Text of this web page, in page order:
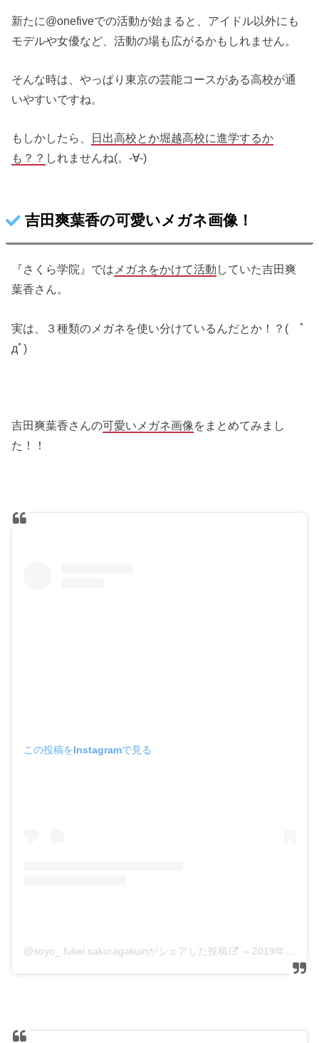
新たに@onefiveでの活動が始まると、アイドル以外にも
モデルや女優など、活動の場も広がるかもしれません。
そんな時は、やっぱり東京の芸能コースがある高校が通
いやすいですね。
もしかしたら、 日出高校とか堀越高校に進学するか
も？？ しれませんね(。-∀-)
吉田爽葉香の可愛いメガネ画像！
『さくら学院』では メガネをかけて活動 していた吉田爽
葉香さん。
実は、３種類のメガネを使い分けているんだとか！？( ﾟ
дﾟ)
吉田爽葉香さんの可愛いメガネ画像をまとめてみまし
た！！
この投稿をInstagramで見る
@soyo_.fukei.sakuragakuinがシェアした投稿 – 2019年10月月19日午後6時59分PDT